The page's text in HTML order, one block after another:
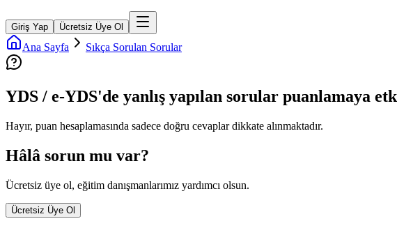
Giriş Yap Ücretsiz Üye Ol
Ana Sayfa Sıkça Sorulan Sorular
YDS / e-YDS'de yanlış yapılan sorular puanlamaya
Hayır, puan hesaplamasında sadece doğru cevaplar dikkate alınmaktadır.
Hâlâ sorun mu var?
Ücretsiz üye ol, eğitim danışmanlarımız yardımcı olsun.
Ücretsiz Üye Ol